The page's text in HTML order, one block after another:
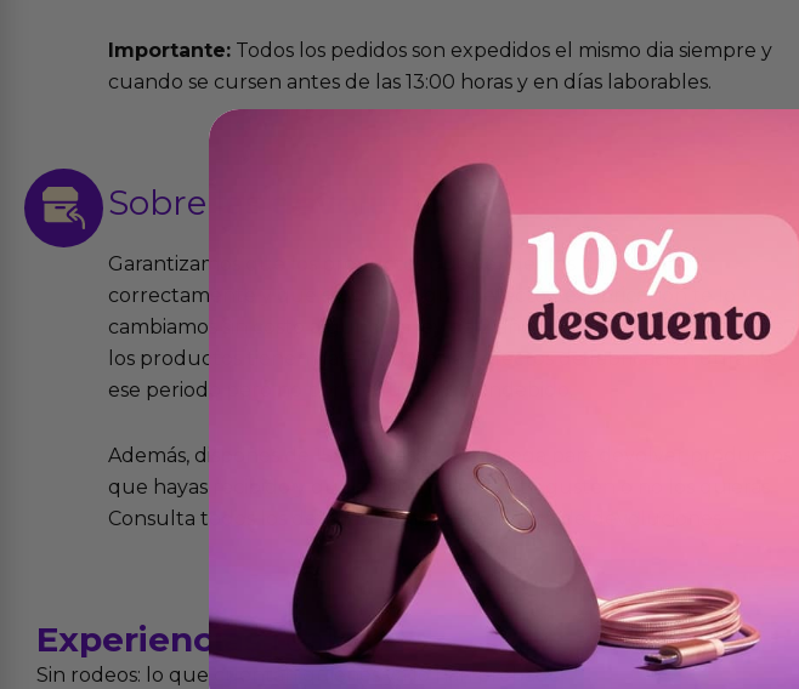
Importante: Todos los pedidos son expedidos el mismo dia siempre y
cuando se cursen antes de las 13:00 horas y en días laborables.
Sobre las devoluciones
Garantizamos que los productos que vendemos funcionan
correctamente y que si tienen algún defecto de fabricación te lo
cambiamos sin costo alguno. La ley de 2 años de garantía significa que
los productos tienen garantía contra defectos de fabricación durante
ese periodo pero no por mal uso o uso indebido.
Además, dispones de 15 días desde la entrega para devolver productos
que hayas recibido y que simplemente no te gusten o no los quieras.
Consulta todos los detalles en nuestra política de devoluciones.
Experienciasreales
Sin rodeos: lo que cuentan quienes ya lo han probado